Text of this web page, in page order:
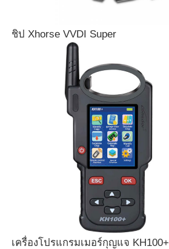
ชิป Xhorse VVDI Super
เครื่องโปรแกรมเมอร์กุญแจ KH100+